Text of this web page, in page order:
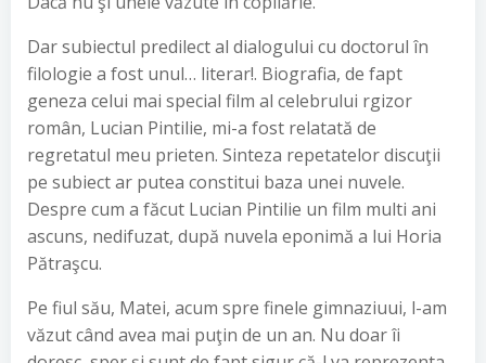
Dar subiectul predilect al dialogului cu doctorul în
filologie a fost unul… literar!. Biografia, de fapt
geneza celui mai special film al celebrului rgizor
român, Lucian Pintilie, mi-a fost relatată de
regretatul meu prieten. Sinteza repetatelor discuţii
pe subiect ar putea constitui baza unei nuvele.
Despre cum a făcut Lucian Pintilie un film multi ani
ascuns, nedifuzat, după nuvela eponimă a lui Horia
Pătraşcu.
Pe fiul său, Matei, acum spre finele gimnaziuui, l-am
văzut când avea mai puţin de un an. Nu doar îi